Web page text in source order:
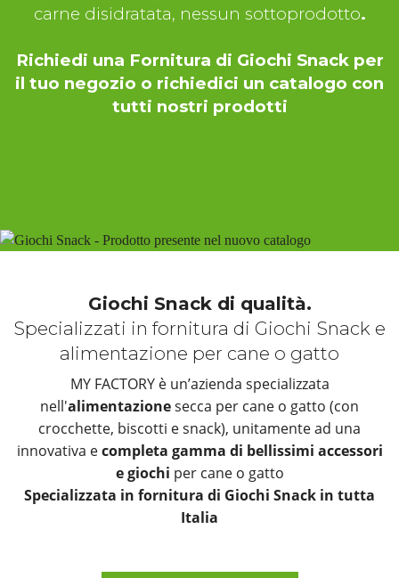
carne disidratata, nessun sottoprodotto.
Richiedi una Fornitura di Giochi Snack per
il tuo negozio o richiedici un catalogo con
tutti nostri prodotti
Giochi Snack di qualità.
Specializzati in fornitura di Giochi Snack e
alimentazione per cane o gatto
MY FACTORY è un’azienda specializzata
nell'alimentazionesecca per cane o gatto (con
crocchette, biscotti e snack), unitamente ad una
innovativa ecompleta gamma di bellissimi accessori
e giochi per cane o gatto
Specializzata in fornitura di Giochi Snack in tutta
Italia